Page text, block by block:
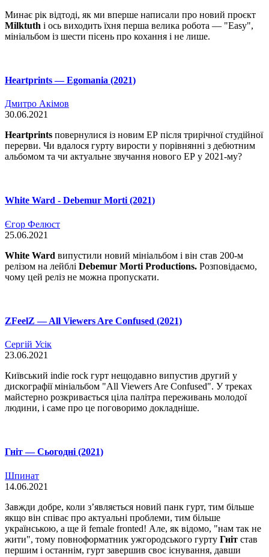
Минає рік відтоді, як ми вперше написали про новий проєкт
Milktuth і ось виходить їхня перша велика робота — "Easy",
мініальбом із шести пісень про кохання і не лише.
Heartprints — Egomania (2021)
Дмитро Акімов
30.06.2021
Heartprints повернулися із новим ЕР після трирічної студійної
перерви. Чи вдалося гурту вирости у порівнянні з дебютним
альбомом та чи актуальне звучання нового ЕР у 2021-му?
White Ward - Debemur Morti (2021)
Єгор Фелюст
25.06.2021
White Ward випустили новий мініальбом і він став 200-м
релізом на лейблі Debemur Morti Productions. Розповідаємо,
чому цей реліз не можна пропускати.
ZFeelZ — All Viewers Are Confused (2021)
Сергій Усік
23.06.2021
Київський indie rock гурт нещодавно випустив другий у
дискографії мініальбом "All Viewers Are Confused". У треках
майстерно розкривається ціла палітра переживань молодої
людини, і саме про це поговоримо докладніше.
Гніт — Сьогодні (2021)
Шпинат
14.06.2021
Завжди добре, коли з’являється новий панк гурт, тим більше
якщо він співає про актуальні проблеми, тим більше
українською, а ще й female fronted! Але, як відомо, "нам так не
жити", тому повноформатник ужгородського гурту Гніт став
першим і останнім, гурт завершив своє існування, давши